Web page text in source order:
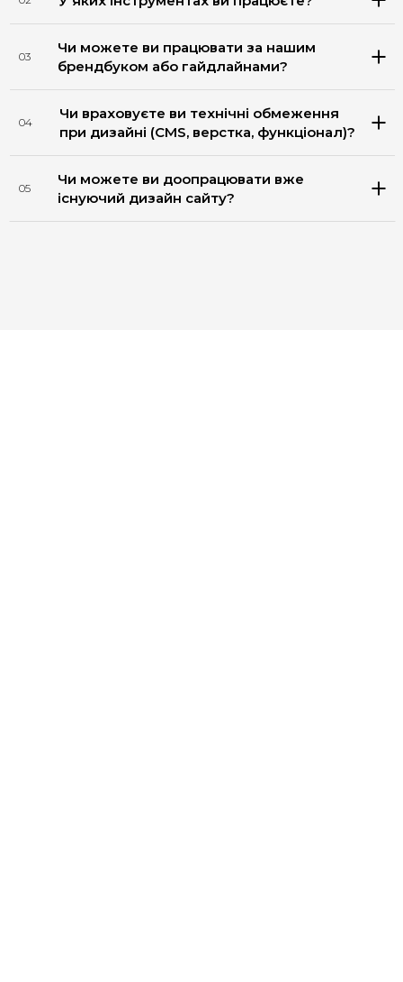
03
Чи можете ви працювати за нашим
брендбуком або гайдлайнами?
04
Чи враховуєте ви технічні обмеження
при дизайні (CMS, верстка, функціонал)?
05
Чи можете ви доопрацювати вже
існуючий дизайн сайту?